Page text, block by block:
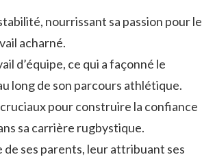
nourrissant sa passion pour le
acharné.
d’équipe, ce qui a façonné le
long de son parcours athlétique.
pour construire la confiance
sa carrière rugbystique.
ses parents, leur attribuant ses